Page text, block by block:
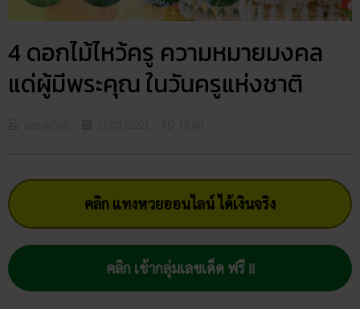
4 ดอกไม้ไหว้ครู ความหมายมงคล
แด่ผู้มีพระคุณ ในวันครูแห่งชาติ
คลิก แทงหวยออนไลน์ ได้เงินจริง
คลิก เข้ากลุ่มเลขเด็ด ฟรี !!